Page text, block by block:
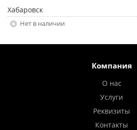
Хабаровск
Нет в наличии
Компания
О нас
Услуги
Реквизиты
Контакты